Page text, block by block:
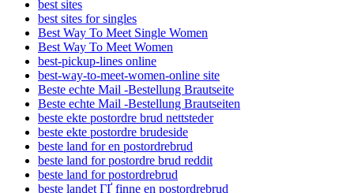
best sites
best sites for singles
Best Way To Meet Single Women
Best Way To Meet Women
best-pickup-lines online
best-way-to-meet-women-online site
Beste echte Mail -Bestellung Brautseite
Beste echte Mail -Bestellung Brautseiten
beste ekte postordre brud nettsteder
beste ekte postordre brudeside
beste land for en postordrebrud
beste land for postordre brud reddit
beste land for postordrebrud
beste landet ГҐ finne en postordrebrud